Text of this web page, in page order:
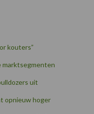
kouters”
marktsegmenten
uit
opnieuw hoger